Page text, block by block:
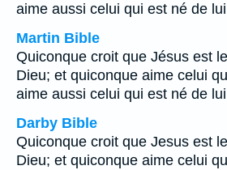
aime aussi celui qui est né de
Martin Bible
Quiconque croit que Jésus est
Dieu; et quiconque aime celui
aime aussi celui qui est né de
Darby Bible
Quiconque croit que Jesus est
Dieu; et quiconque aime celui